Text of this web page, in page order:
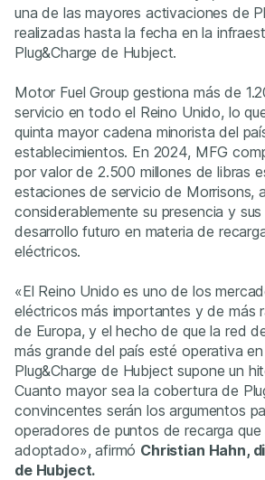
una de las mayores activaciones de
realizadas hasta la fecha en la
Plug&Charge de Hubject.
Motor Fuel Group gestiona más de
servicio en todo el Reino Unido, lo
quinta mayor cadena minorista del
establecimientos. En 2024, MFG
por valor de 2.500 millones de libras
estaciones de servicio de Morrisons,
considerablemente su presencia y
desarrollo futuro en materia de
eléctricos.
«El Reino Unido es uno de los
eléctricos más importantes y de más
de Europa, y el hecho de que la red
más grande del país esté operativa
Plug&Charge de Hubject supone un
Cuanto mayor sea la cobertura de
convincentes serán los argumentos
operadores de puntos de recarga
adoptado», afirmó Christian Hahn,
de Hubject.